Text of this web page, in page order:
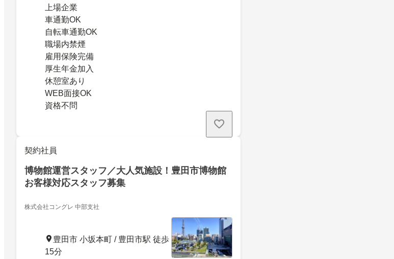
上場企業
車通勤OK
自転車通勤OK
職場内禁煙
雇用保険完備
厚生年金加入
休憩室あり
WEB面接OK
資格不問
契約社員
博物館運営スタッフ／大人気施設！豊田市博物館
お客様対応スタッフ募集
株式会社コングレ 中部支社
豊田市 小坂本町 / 豊田市駅 徒歩
15分